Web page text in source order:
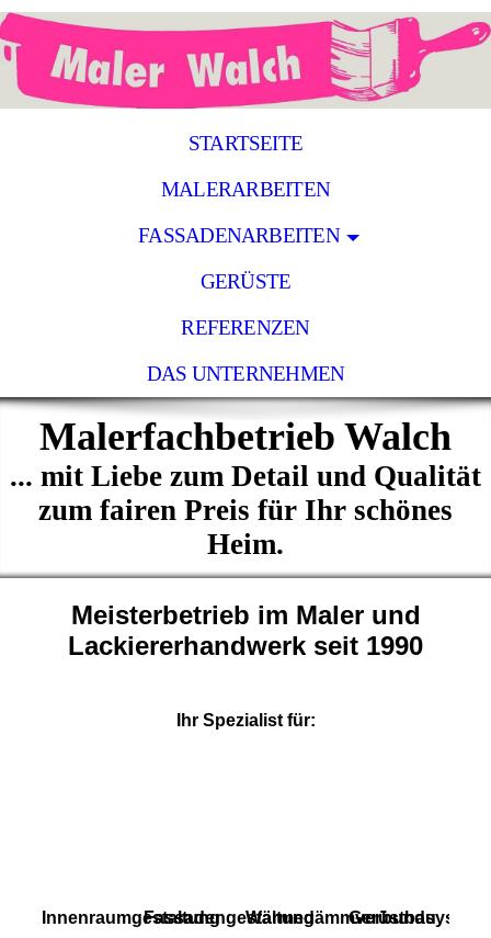
STARTSEITE
MALERARBEITEN
FASSADENARBEITEN
GERÜSTE
REFERENZEN
DAS UNTERNEHMEN
Malerfachbetrieb Walch
... mit Liebe zum Detail und Qualität
zum fairen Preis für Ihr schönes
Heim.
Meisterbetrieb im Maler und
Lackiererhandwerk seit 1990
Ihr Spezialist für:
InnenraumgestaltungFassadengestaltungWärmedämmverbundsystem
Gerüstbau